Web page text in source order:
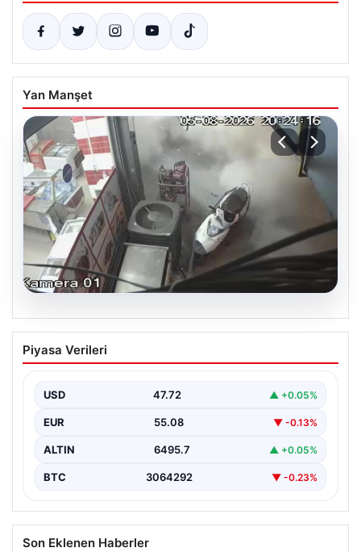
Yan Manşet
06.08.2026
Bahçelievler’de Tahliye Edilen Binanın
Çöküşü ve Ardından Alınan Önlemler
yaşanan olay, Yenibosna Merkez Mahallesi Taşova
Sokak'ta bulunan dört…
Piyasa Verileri
USD 47.72 ▲ +0.05%
EUR 55.08 ▼ -0.13%
ALTIN 6495.7 ▲ +0.05%
BTC 3064292 ▼ -0.23%
Son Eklenen Haberler